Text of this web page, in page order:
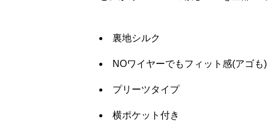
裏地シルク
NOワイヤーでもフィット感(アゴも)
プリーツタイプ
横ポケット付き